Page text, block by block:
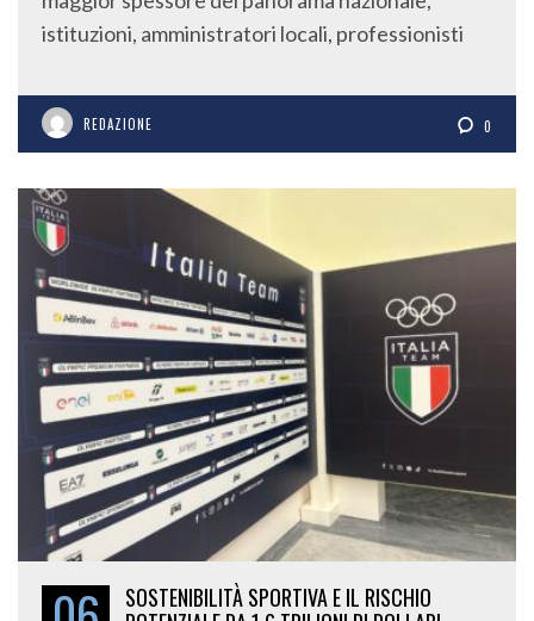
istituzioni, amministratori locali, professionisti
06
SOSTENIBILITÀ SPORTIVA E IL RISCHIO
POTENZIALE DA 1,6 TRILIONI DI DOLLARI.